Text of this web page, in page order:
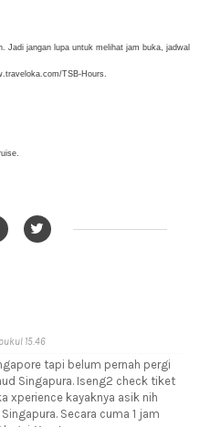
Jadi jangan lupa untuk melihat jam buka, jadwal
TSB-Hours.
15.46
tapi belum pernah pergi
Singapura. Iseng2 check tiket
xperience kayaknya asik nih
Secara cuma 1 jam